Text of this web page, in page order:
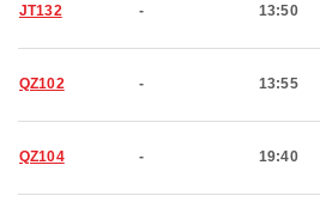
JT132 - 13:50
QZ102 - 13:55
QZ104 - 19:40